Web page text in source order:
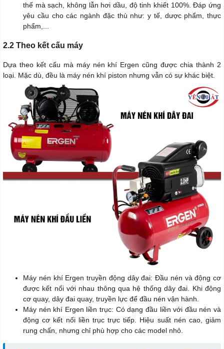
thế mà sạch, không lẫn hơi dầu, độ tinh khiết 100%. Đáp ứng
yêu cầu cho các ngành đặc thù như: y tế, dược phẩm, thực
phẩm,...
2.2 Theo kết cấu máy
Dựa theo kết cấu mà máy nén khí Ergen cũng được chia thành 2
loại. Mặc dù, đều là máy nén khí piston nhưng vẫn có sự khác biệt.
Máy nén khí Ergen truyền động dây đai: Đầu nén và động cơ
được kết nối với nhau thông qua hệ thống dây đai. Khi động
cơ quay, dây đai quay, truyền lực để đầu nén vận hành.
Máy nén khí Ergen liền trục: Có dạng đầu liền với đầu nén và
động cơ kết nối liền trục trực tiếp. Hiệu suất nén cao, giảm
rung chấn, nhưng chỉ phù hợp cho các model nhỏ.